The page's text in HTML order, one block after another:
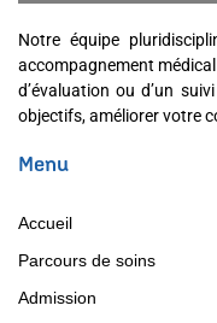
Notre équipe
accompagnement
d’évaluation ou d’un
objectifs, améliorer votre
Menu
Accueil
Parcours de soins
Admission